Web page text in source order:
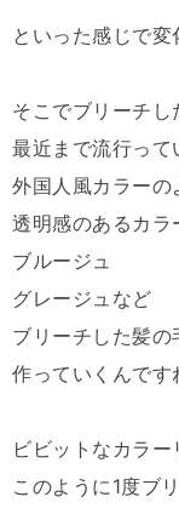
といった感じで
そこでブリーチし
最近まで流行って
外国人風カラーの
透明感のあるカ
ブルージュ
グレージュなど
ブリーチした髪
作っていくんです
ビビットなカラー
このように1度ブ